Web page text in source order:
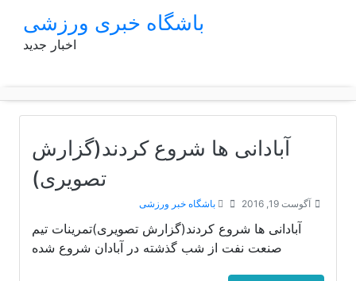
باشگاه خبری ورزشی
اخبار جدید
آبادانی ها شروع کردند(گزارش
تصویری)
آگوست 19, 2016 باشگاه خبر ورزشی
آبادانی ها شروع کردند(گزارش تصویری)تمرینات تیم
صنعت نفت از شب گذشته در آبادان شروع شده